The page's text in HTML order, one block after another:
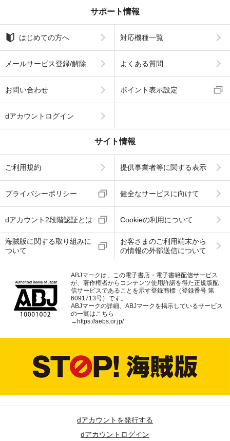
サポート情報
はじめての方へ 対応機種一覧
メールサービス登録/解除 よくある質問
お問い合わせ ポイント表示設定
dアカウントログイン
サイト情報
ご利用規約 提供事業者等に関する表示
プライバシーポリシー 健全なサービスに向けて
dアカウント2段階認証とは Cookieの利用について
海賊版に関する取り組みに
ついて
お客さまのご利用端末から
の情報の外部送信について
ABJマークは、この電子書店・電子書籍配信サービス
が、著作権者からコンテンツ使用許諾を得た正規版配
信サービスであることを示す登録商標（登録番号 第
6091713号）です。
ABJマークの詳細、ABJマークを掲示しているサービス
の一覧はこちら
→ https://aebs.or.jp/
dアカウントを発行する
dアカウントログイン